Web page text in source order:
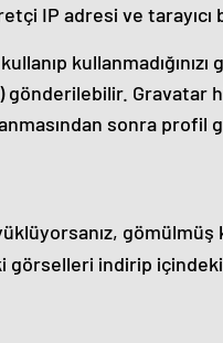
IP adresi ve
gönderilebilir.
sonra
gömülmüş
görselleri indirip